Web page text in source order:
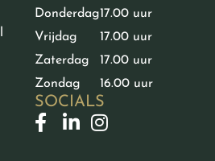
Donderdag
Vrijdag
Zaterdag
Zondag
17.00 uur
17.00 uur
17.00 uur
16.00 uur
SOCIALS